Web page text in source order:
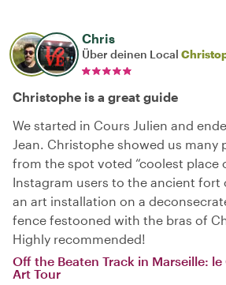
Chris
Über deinen Local
Christophe is a great guide
We started in Cours Julien and
Jean. Christophe showed us many
from the spot voted “coolest place
Instagram users to the ancient fort
an art installation on a
fence festooned with the bras of
Highly recommended!
Off the Beaten Track in Marseille:
Art Tour